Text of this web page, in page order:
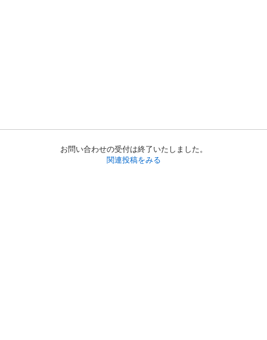
お問い合わせの受付は終了いたしました。
関連投稿をみる